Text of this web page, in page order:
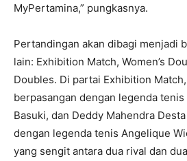
MyPertamina,” pungkasnya.
Pertandingan akan dibagi menjadi
lain: Exhibition Match, Women’s
Doubles. Di partai Exhibition
berpasangan dengan legenda
Basuki, dan Deddy Mahendra
dengan legenda tenis Angelique
yang sengit antara dua rival dan